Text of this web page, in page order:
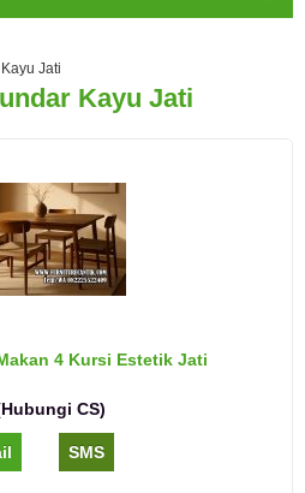
Jati
Kayu Jati
4 Kursi Estetik Jati
CS)
SMS